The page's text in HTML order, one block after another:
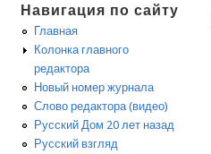
Навигация по сайту
Главная
Колонка главного
редактора
Новый номер журнала
Слово редактора (видео)
Русский Дом 20 лет назад
Русский взгляд